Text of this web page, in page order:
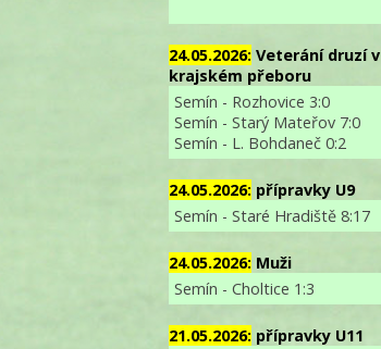
24.05.2026: Veterání druzí v
krajském přeboru
Semín - Rozhovice 3:0
Semín - Starý Mateřov 7:0
Semín - L. Bohdaneč 0:2
24.05.2026: přípravky U9
Semín - Staré Hradiště 8:17
24.05.2026: Muži
Semín - Choltice 1:3
21.05.2026: přípravky U11